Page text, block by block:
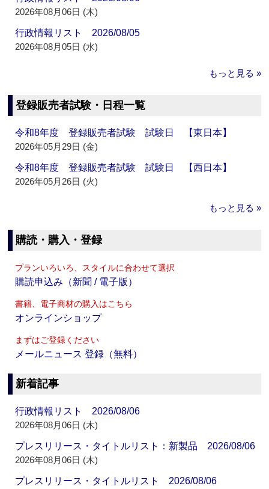
2026年08月06日 (木)
行政情報リスト 2026/08/05
2026年08月05日 (水)
もっと見る »
登録販売者試験・日程一覧
令和8年度 登録販売者試験 試験日 【東日本】
2026年05月29日 (金)
令和8年度 登録販売者試験 試験日 【西日本】
2026年05月26日 (火)
もっと見る »
購読・購入・登録
プランいろいろ、スタイルに合わせて選択
購読申込み（新聞 / 電子版）
書籍、電子商材の購入はこちら
オンラインショップ
まずはご登録ください
メールニュース 登録（無料）
新着記事
行政情報リスト 2026/08/06
2026年08月06日 (木)
プレスリリース・タイトルリスト：新製品 2026/08/06
2026年08月06日 (木)
プレスリリース・タイトルリスト 2026/08/06